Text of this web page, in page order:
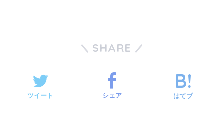
SHARE
ツイート シェア はてブ